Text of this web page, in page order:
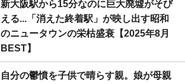
新大阪駅から15分なのに巨大廃墟がそび
える...「消えた終着駅」が映し出す昭和
のニュータウンの栄枯盛衰【2025年8月
BEST】
自分の鬱憤を子供で晴らす親。娘が母親